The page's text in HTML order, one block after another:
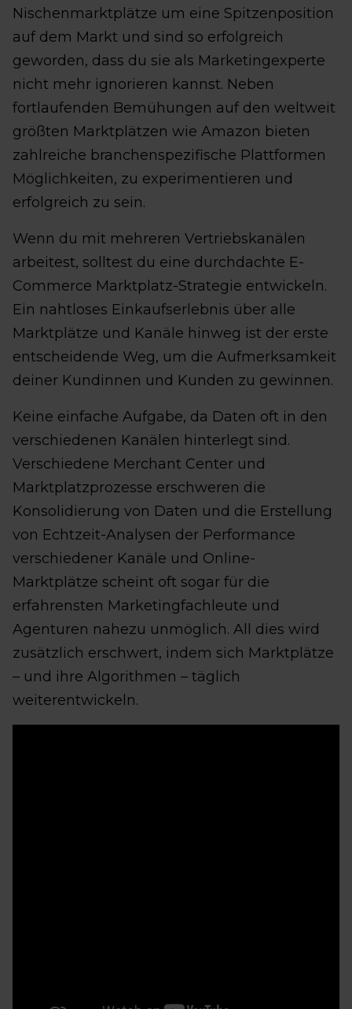
Nischenmarktplätze um eine Spitzenposition
auf dem Markt und sind so erfolgreich
geworden, dass du sie als Marketingexperte
nicht mehr ignorieren kannst. Neben
fortlaufenden Bemühungen auf den weltweit
größten Marktplätzen wie Amazon bieten
zahlreiche branchenspezifische Plattformen
Möglichkeiten, zu experimentieren und
erfolgreich zu sein.
Wenn du mit mehreren Vertriebskanälen
arbeitest, solltest du eine durchdachte E-
Commerce Marktplatz-Strategie entwickeln.
Ein nahtloses Einkaufserlebnis über alle
Marktplätze und Kanäle hinweg ist der erste
entscheidende Weg, um die Aufmerksamkeit
deiner Kundinnen und Kunden zu gewinnen.
Keine einfache Aufgabe, da Daten oft in den
verschiedenen Kanälen hinterlegt sind.
Verschiedene Merchant Center und
Marktplatzprozesse erschweren die
Konsolidierung von Daten und die Erstellung
von Echtzeit-Analysen der Performance
verschiedener Kanäle und Online-
Marktplätze scheint oft sogar für die
erfahrensten Marketingfachleute und
Agenturen nahezu unmöglich. All dies wird
zusätzlich erschwert, indem sich Marktplätze
– und ihre Algorithmen – täglich
weiterentwickeln.